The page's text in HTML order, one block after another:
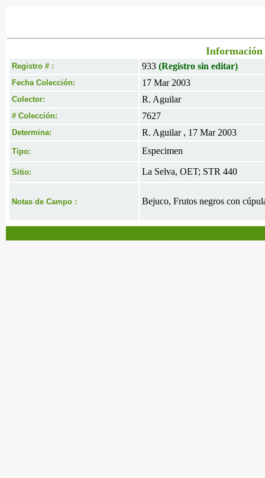
Información
Registro # : 933 (Registro sin editar)
Fecha Colección: 17 Mar 2003
Colector: R. Aguilar
# Colección: 7627
Determina: R. Aguilar , 17 Mar 2003
Tipo: Especimen
Sitio: La Selva, OET; STR 440
Notas de Campo : Bejuco, Frutos negros con